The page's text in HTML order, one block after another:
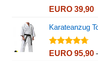
Bewertet
von 5
EURO39,90
Karateanzug
Bewertet
EURO95,90